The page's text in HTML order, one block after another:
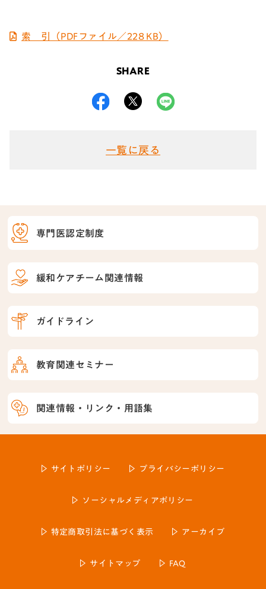
専門医認定制度
緩和ケアチーム関連情報
ガイドライン
教育関連セミナー
関連情報・リンク・用語集
索 引（PDFファイル／228 KB）
SHARE
一覧に戻る
サイトポリシー プライバシーポリシー
ソーシャルメディアポリシー
特定商取引法に基づく表示 アーカイブ
サイトマップ FAQ